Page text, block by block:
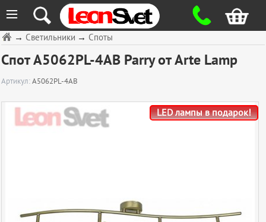
≡
→ Споты
→ Светильники
Спот A5062PL-4AB Parry от Arte Lamp
Артикул:A5062PL-4AB
LED лампы в подарок!